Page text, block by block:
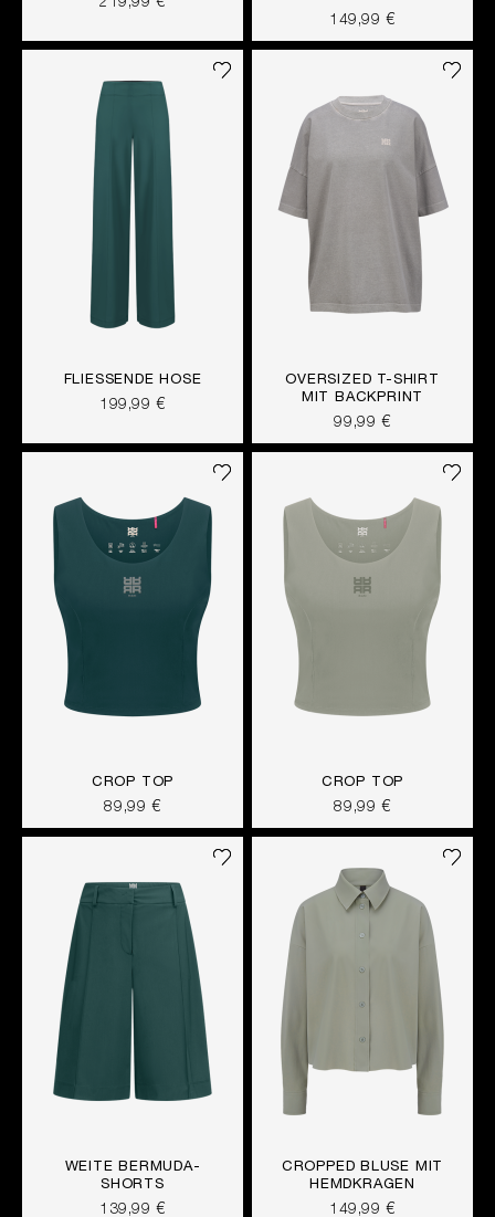
149,99 €
FLIESSENDE HOSE
199,99 €
OVERSIZED T-SHIRT
MIT BACKPRINT
99,99 €
CROP TOP
89,99 €
CROP TOP
89,99 €
WEITE BERMUDA-
SHORTS
139,99 €
CROPPED BLUSE MIT
HEMDKRAGEN
149,99 €